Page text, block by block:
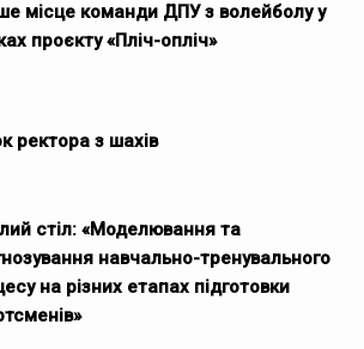
місце команди ДПУ з волейболу у
проєкту «Пліч-опліч»
ректора з шахів
стіл: «Моделювання та
навчально-тренувального
на різних етапах підготовки